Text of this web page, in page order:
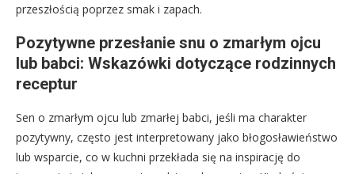
przeszłością poprzez smak i zapach.
Pozytywne przesłanie snu o zmarłym ojcu
lub babci: Wskazówki dotyczące rodzinnych
receptur
Sen o zmarłym ojcu lub zmarłej babci, jeśli ma charakter
pozytywny, często jest interpretowany jako błogosławieństwo
lub wsparcie, co w kuchni przekłada się na inspirację do